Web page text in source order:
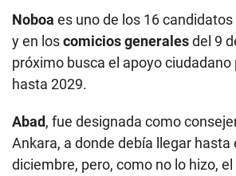
Noboa es uno de los 16
y en loscomicios generalesdel 9
próximo busca el apoyo ciudadano
hasta 2029.
Abad, fue designada como
Ankara, a donde debía llegar hasta
diciembre, pero, como no lo hizo,